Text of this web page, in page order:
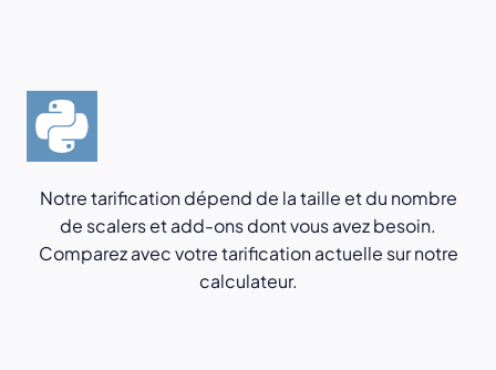
Notre tarification dépend de la taille et du nombre
de scalers et add-ons dont vous avez besoin.
Comparez avec votre tarification actuelle sur notre
calculateur.